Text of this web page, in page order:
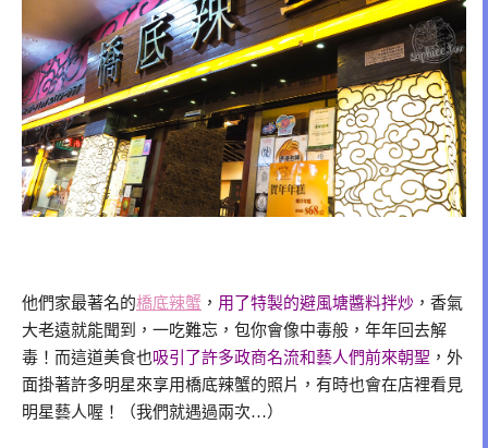
他們家最著名的橋底辣蟹 ， 用了特製的避風塘醬料拌炒 ，香氣
大老遠就能聞到，一吃難忘，包你會像中毒般，年年回去解
毒！而這道美食也吸引了許多政商名流和藝人們前來朝聖 ，外
面掛著許多明星來享用橋底辣蟹的照片，有時也會在店裡看見
明星藝人喔！（我們就遇過兩次…）